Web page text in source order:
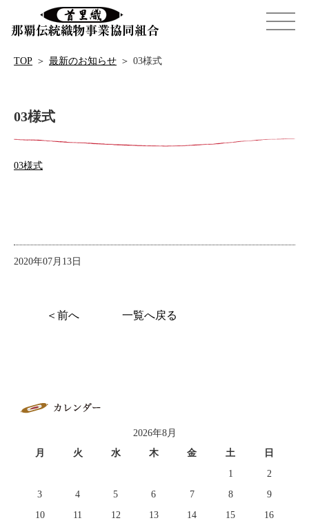
TOP ＞ 最新のお知らせ ＞ 03様式
03様式
03様式
2020年07月13日
＜前へ 一覧へ戻る
2026年8月
月
火 水 木 金 土
日
1
2
3
4 5 6 7 8
9
10
11 12 13 14 15
16